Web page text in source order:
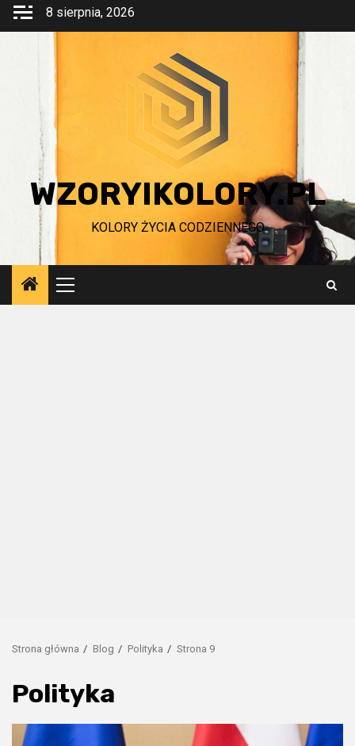
Przejdź
8 sierpnia, 2026
WZORYIKOLORY.PL
KOLORY ŻYCIA CODZIENNEGO
Menu
główne
Strona główna Blog Polityka Strona 9
Polityka